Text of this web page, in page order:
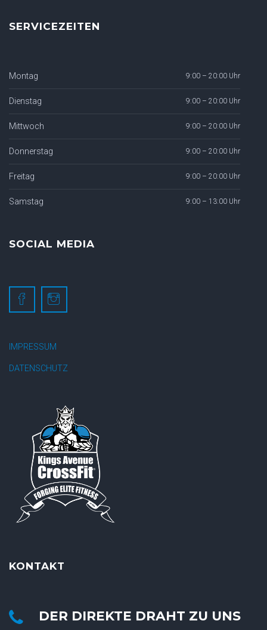
SERVICEZEITEN
Montag 9:00 – 20:00 Uhr
Dienstag 9:00 – 20:00 Uhr
Mittwoch 9:00 – 20:00 Uhr
Donnerstag 9:00 – 20:00 Uhr
Freitag 9:00 – 20:00 Uhr
Samstag 9:00 – 13:00 Uhr
SOCIAL MEDIA
IMPRESSUM
DATENSCHUTZ
KONTAKT
DER DIREKTE DRAHT ZU UNS